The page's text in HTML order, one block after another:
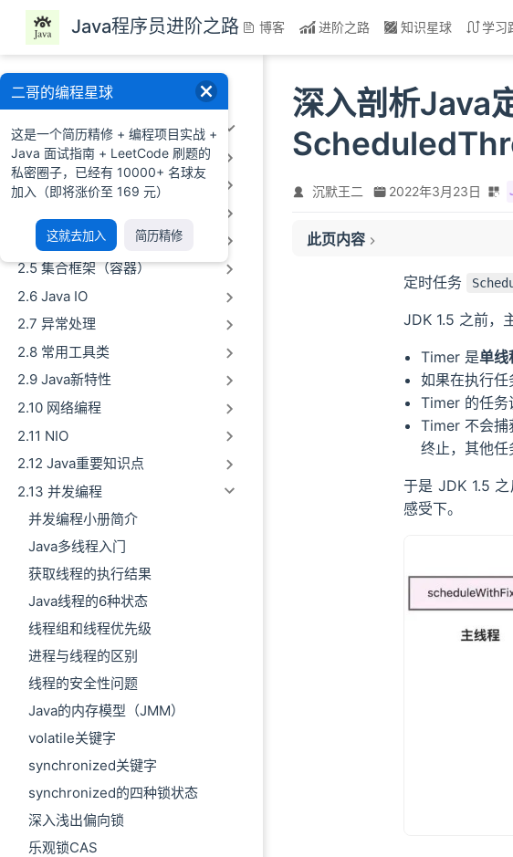
跳至主要內容
Java程序员进阶之路 博客 进阶之路 知识星球 学习
一、前言
二、Java基础
2.1 Java概述及环境配置
2.2 Java语法基础
2.4 面向对象编程
2.5 集合框架（容器）
2.6 Java IO
2.7 异常处理
2.8 常用工具类
2.9 Java新特性
2.10 网络编程
2.11 NIO
2.12 Java重要知识点
2.13 并发编程
并发编程小册简介
Java多线程入门
获取线程的执行结果
Java线程的6种状态
线程组和线程优先级
进程与线程的区别
线程的安全性问题
Java的内存模型（JMM）
volatile关键字
synchronized关键字
synchronized的四种锁状态
深入浅出偏向锁
乐观锁CAS
深入剖析Java
沉默王二 2022年3月23日
此页内容
类结构
02、scheduleWithFixDelay
DelayedWorkQueue
定时任务
JDK 1.5 之前，
Timer 是单线
如果在执行任
Timer 的任务
Timer 不会捕
终止，其他任
于是 JDK 1.5
感受下。
二哥的编程星球
这是一个简历精修 + 编程项目实战 +
Java 面试指南 + LeetCode 刷题的
私密圈子，已经有 10000+ 名球友
加入（即将涨价至 169 元）
这就去加入 简历精修